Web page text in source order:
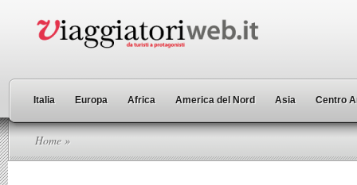
Italia Europa Africa America del Nord Asia Centro
Home »